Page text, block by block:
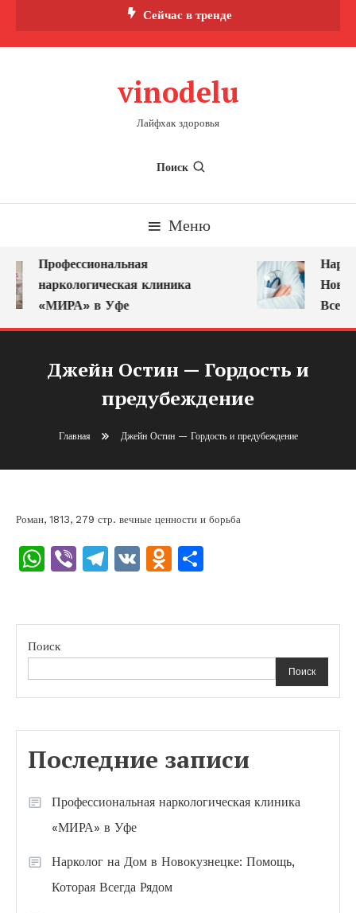
Сейчас в тренде
vinodelu
Лайфхак здоровья
Поиск
Меню
Профессиональная
наркологическая клиника
«МИРА» в Уфе
Джейн Остин — Гордость и
предубеждение
Главная Джейн Остин — Гордость и предубеждение
Роман, 1813, 279 стр. вечные ценности и борьба
WhatsApp
ViberTelegram
VK Odnoklassniki
Поиск
Поиск
Последние записи
Профессиональная наркологическая клиника
«МИРА» в Уфе
Нарколог на Дом в Новокузнецке: Помощь,
Которая Всегда Рядом